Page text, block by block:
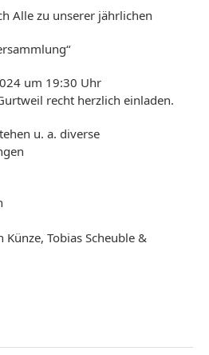
Alle zu unserer jährlichen
um 19:30 Uhr
recht herzlich einladen.
u. a. diverse
Künze, Tobias Scheuble &